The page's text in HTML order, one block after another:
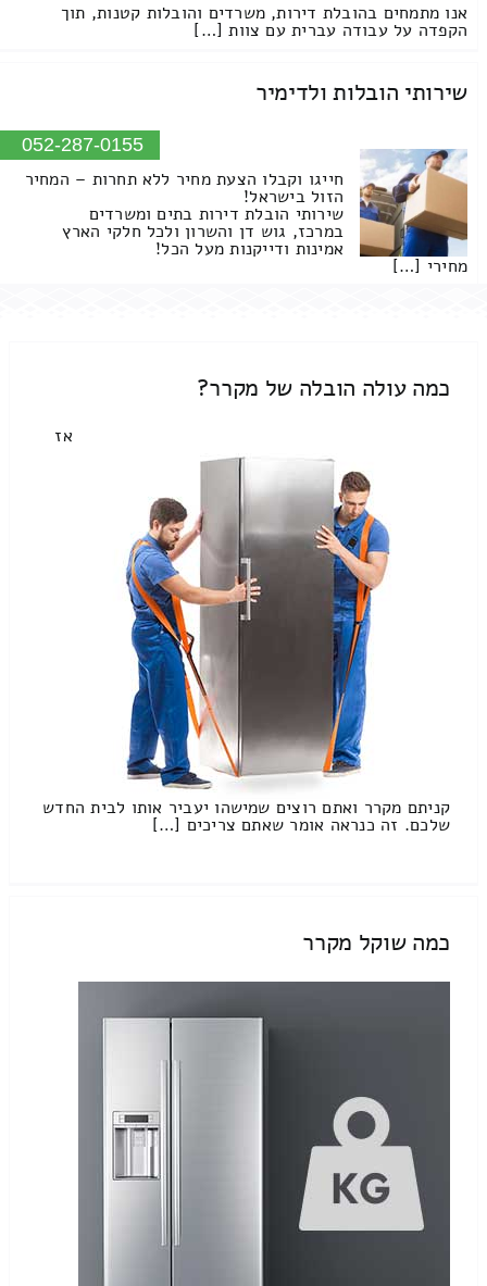
אנו מתמחים בהובלת דירות, משרדים והובלות קטנות, תוך
הקפדה על עבודה עברית עם צוות […]
שירותי הובלות ולדימיר
052-287-0155
חייגו וקבלו הצעת מחיר ללא תחרות – המחיר
הזול בישראל!
שירותי הובלת דירות בתים ומשרדים
במרכז, גוש דן והשרון ולכל חלקי הארץ
אמינות ודייקנות מעל הכל!
מחירי […]
כמה עולה הובלה של מקרר?
אז
קניתם מקרר ואתם רוצים שמישהו יעביר אותו לבית החדש
שלכם. זה כנראה אומר שאתם צריכים […]
כמה שוקל מקרר